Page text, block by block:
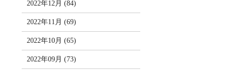
2022年12月 (84)
2022年11月 (69)
2022年10月 (65)
2022年09月 (73)